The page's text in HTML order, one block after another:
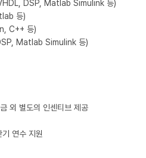
DSP, Matlab Simulink 등)
등)
C++ 등)
Matlab Simulink 등)
외 별도의 인센티브 제공
연수 지원